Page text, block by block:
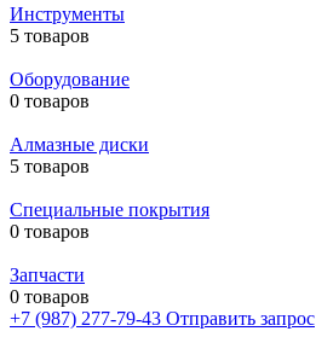
Инструменты
5 товаров
Оборудование
0 товаров
Алмазные диски
5 товаров
Специальные покрытия
0 товаров
Запчасти
0 товаров
+7 (987) 277-79-43 Отправить запрос